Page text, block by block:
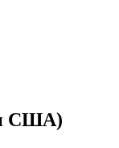
США)